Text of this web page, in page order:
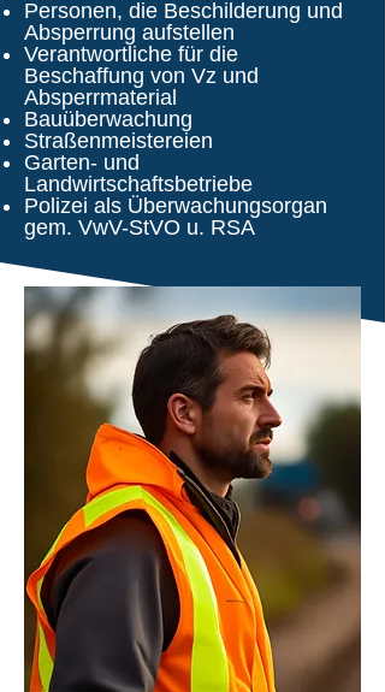
Personen, die Beschilderung und
Absperrung aufstellen
Verantwortliche für die
Beschaffung von Vz und
Absperrmaterial
Bauüberwachung
Straßenmeistereien
Garten- und
Landwirtschaftsbetriebe
Polizei als Überwachungsorgan
gem. VwV-StVO u. RSA